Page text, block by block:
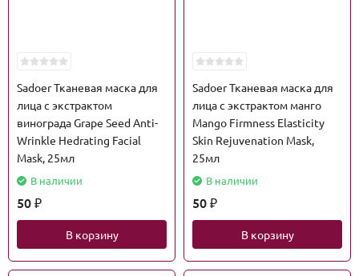
Sadoer Тканевая маска для
лица с экстрактом
винограда Grape Seed Anti-
Wrinkle Hedrating Facial
Mask, 25мл
В наличии
50 ₽
В корзину
Sadoer Тканевая маска для
лица с экстрактом манго
Mango Firmness Elasticity
Skin Rejuvenation Mask,
25мл
В наличии
50 ₽
В корзину